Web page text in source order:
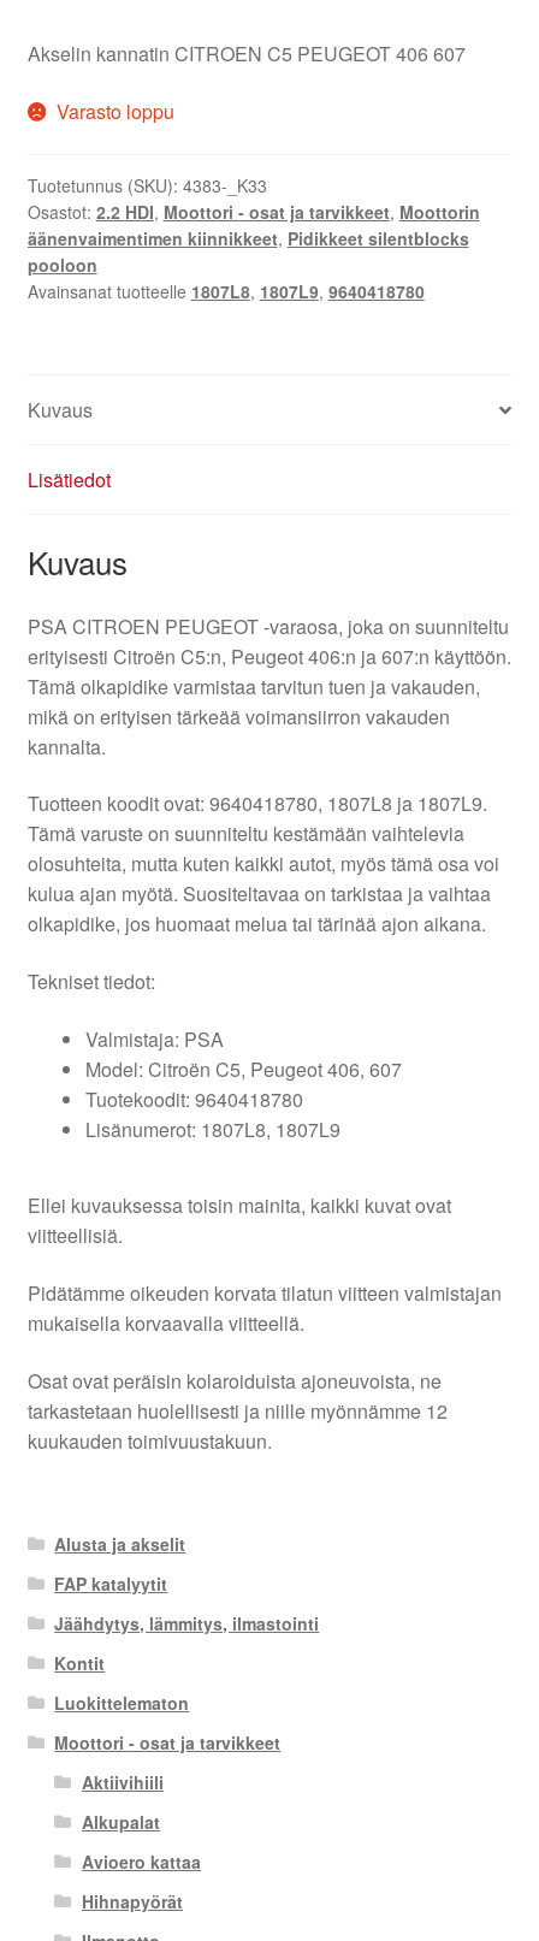
Akselin kannatin CITROEN C5 PEUGEOT 406 607
Varasto loppu
Tuotetunnus (SKU): 4383-_K33
Osastot: 2.2 HDI, Moottori - osat ja tarvikkeet, Moottorin
äänenvaimentimen kiinnikkeet, Pidikkeet silentblocks
pooloon
Avainsanat tuotteelle 1807L8, 1807L9, 9640418780
Kuvaus
Lisätiedot
Kuvaus
PSA CITROEN PEUGEOT -varaosa, joka on suunniteltu
erityisesti Citroën C5:n, Peugeot 406:n ja 607:n käyttöön.
Tämä olkapidike varmistaa tarvitun tuen ja vakauden,
mikä on erityisen tärkeää voimansiirron vakauden
kannalta.
Tuotteen koodit ovat: 9640418780, 1807L8 ja 1807L9.
Tämä varuste on suunniteltu kestämään vaihtelevia
olosuhteita, mutta kuten kaikki autot, myös tämä osa voi
kulua ajan myötä. Suositeltavaa on tarkistaa ja vaihtaa
olkapidike, jos huomaat melua tai tärinää ajon aikana.
Tekniset tiedot:
Valmistaja: PSA
Model: Citroën C5, Peugeot 406, 607
Tuotekoodit: 9640418780
Lisänumerot: 1807L8, 1807L9
Ellei kuvauksessa toisin mainita, kaikki kuvat ovat
viitteellisiä.
Pidätämme oikeuden korvata tilatun viitteen valmistajan
mukaisella korvaavalla viitteellä.
Osat ovat peräisin kolaroiduista ajoneuvoista, ne
tarkastetaan huolellisesti ja niille myönnämme 12
kuukauden toimivuustakuun.
Alusta ja akselit
FAP katalyytit
Jäähdytys, lämmitys, ilmastointi
Kontit
Luokittelematon
Moottori - osat ja tarvikkeet
Aktiivihiili
Alkupalat
Avioero kattaa
Hihnapyörät